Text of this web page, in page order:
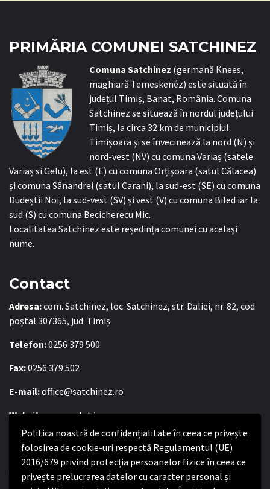
Politica noastră de confidențialitate în ceea ce privește
folosirea de cookie-uri respectă Regulamentul (UE)
2016/679 privind protecția persoanelor fizice în ceea ce
privește prelucrarea datelor cu caracter personal și
PRIMĂRIA COMUNEI SATCHINEZ
Comuna Satchinez (germană Knees,
maghiară Temeskenéz) este situată în
județul Timiș, Banat, România. Comuna
Satchinez se situează în nordul județului
Timiș, la circa 32 km de municipiul
Timișoara și se învecinează la nord (N) și
nord-vest (NV) cu comuna Variaș (satele
Variaș si Gelu), la est (E) cu comuna Orțișoara (satul Călacea)
și comuna Sânandrei (satul Carani), la sud-est (SE) cu comuna
Dudeștii Noi, la sud-vest (SV) și vest (V) cu comuna Biled iar la
sud (S) cu comuna Becicherecu Mic.
Localitatea Satchinez este reședința comunei cu același
nume.
Contact
Adresa:com. Satchinez, loc. Satchinez, str. Daliei, nr. 82, cod
poștal 307365, jud. Timiș
Telefon:0256 379 500
Fax:0256 379 502
E-mail:office@satchinez.ro
Website:www.satchinez.ro
Program cu publicul:
Luni – Joi:8:00-16:30
Vineri:8:00 – 14:00